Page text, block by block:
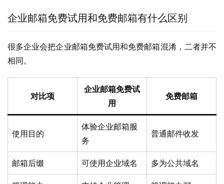
企业邮箱免费试用和免费邮箱有什么区别
很多企业会把企业邮箱免费试用和免费邮箱混淆，二者并不
相同。
对比项
企业邮箱免费试
用
免费邮箱
使用目的
体验企业邮箱服
务
普通邮件收发
邮箱后缀 可使用企业域名 多为公共域名